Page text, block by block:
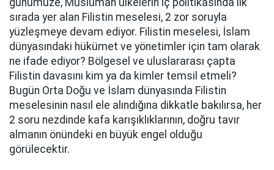
günümüze, Müslüman ülkelerin iç politikasında ilk
sırada yer alan Filistin meselesi, 2 zor soruyla
yüzleşmeye devam ediyor. Filistin meselesi, İslam
dünyasındaki hükümet ve yönetimler için tam olarak
ne ifade ediyor? Bölgesel ve uluslararası çapta
Filistin davasını kim ya da kimler temsil etmeli?
Bugün Orta Doğu ve İslam dünyasında Filistin
meselesinin nasıl ele alındığına dikkatle bakılırsa, her
2 soru nezdinde kafa karışıklıklarının, doğru tavır
almanın önündeki en büyük engel olduğu
görülecektir.